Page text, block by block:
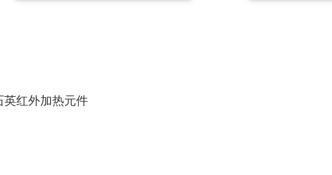
英红外加热元件